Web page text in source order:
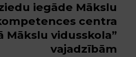
iegāde Mākslu
centra
Mākslu vidusskola”
vajadzībām